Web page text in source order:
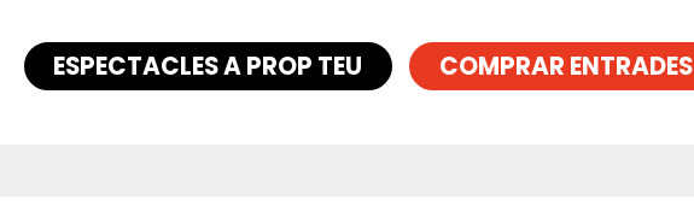
ESPECTACLES A PROP TEU COMPRAR ENTRADES